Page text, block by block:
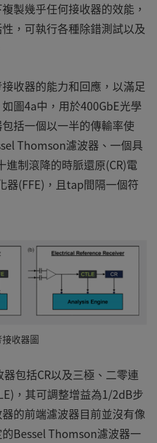
製幾乎任何接收器的效能，
，可執行各種除錯測試以及
收器的能力和回應，以滿足
圖4a中，用於400GbE光學
括一個以一半的傳輸率使
Thomson濾波器、一個具
制滾降的時脈還原(CR)電
器(FFE)，且tap間隔一個符
收器圖
包括CR以及三極、二零連
，其可調整增益為1/2dB步
的前端濾波器目前並沒有像
Bessel Thomson濾波器一